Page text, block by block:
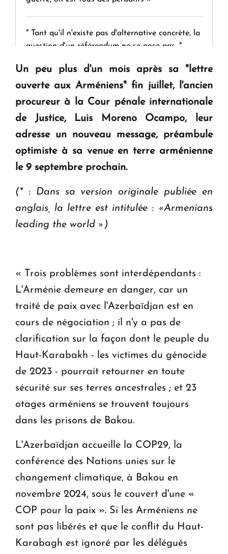
" Tant qu'il n'existe pas d'alternative concrète, la
question d'un référendum ne se pose pas. "
KASA : 30 ans d'audace, de résilience et d'avenir
ouvrira ses portes à Dilijan
Un peu plus d'un mois après sa "lettre
ouverte aux Arméniens" fin juillet, l'ancien
procureur à la Cour pénale internationale
de Justice, Luis Moreno Ocampo, leur
adresse un nouveau message, préambule
optimiste à sa venue en terre arménienne
le 9 septembre prochain.
(* : Dans sa version originale publiée en
anglais, la lettre est intitulée : «Armenians
leading the world »)
« Trois problèmes sont interdépendants :
L'Arménie demeure en danger, car un
traité de paix avec l'Azerbaïdjan est en
cours de négociation ; il n'y a pas de
clarification sur la façon dont le peuple du
Haut-Karabakh - les victimes du génocide
de 2023 - pourrait retourner en toute
sécurité sur ses terres ancestrales ; et 23
otages arméniens se trouvent toujours
dans les prisons de Bakou.
L'Azerbaïdjan accueille la COP29, la
conférence des Nations unies sur le
changement climatique, à Bakou en
novembre 2024, sous le couvert d'une «
COP pour la paix ». Si les Arméniens ne
sont pas libérés et que le conflit du Haut-
Karabagh est ignoré par les délégués